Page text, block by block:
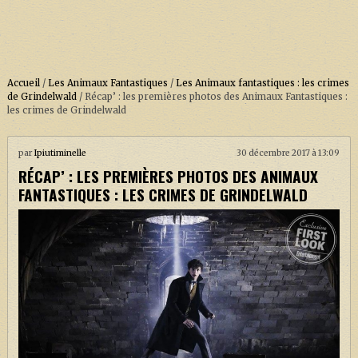
ACCUEIL
À PROPOS
SOUTENEZ-NOUS !
LA SÉRIE HARRY POTTER (REBOOT)
HARRY POTTER : LIVRES
BIOPICS DE HARRY POTTER
LES ANIMAUX FANTASTIQUES
Accueil/ Les Animaux Fantastiques / Les Animaux fantastiques : les crimes
de Grindelwald/ Récap’ : les premières photos des Animaux Fantastiques :
les crimes de Grindelwald
parIpiutiminelle 30 décembre 2017 à 13:09
RÉCAP’ : LES PREMIÈRES PHOTOS DES ANIMAUX
FANTASTIQUES : LES CRIMES DE GRINDELWALD